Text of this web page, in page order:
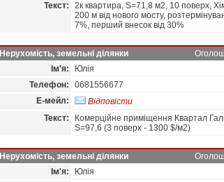
Текст:
2к квартира, S=71,8 м2, 10 поверх,
200 м від нового мосту,
7%, перший внесок від 30%
Нерухомість, земельні ділянки
Ім'я:
Юлія
Телефон:
0681556677
Е-мейл:
Відповісти
Текст:
Комерційне приміщення Квартал
S=97,6 (3 поверх - 1300 $/м2)
Нерухомість, земельні ділянки
Ім'я:
Юлія